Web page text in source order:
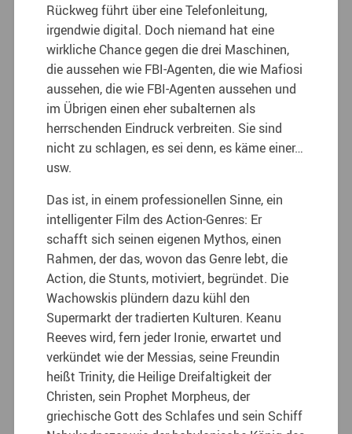
Rückweg führt über eine Telefonleitung,
irgendwie digital. Doch niemand hat eine
wirkliche Chance gegen die drei Maschinen,
die aussehen wie FBI-Agenten, die wie Mafiosi
aussehen, die wie FBI-Agenten aussehen und
im Übrigen einen eher subalternen als
herrschenden Eindruck verbreiten. Sie sind
nicht zu schlagen, es sei denn, es käme einer…
usw.
Das ist, in einem professionellen Sinne, ein
intelligenter Film des Action-Genres: Er
schafft sich seinen eigenen Mythos, einen
Rahmen, der das, wovon das Genre lebt, die
Action, die Stunts, motiviert, begründet. Die
Wachowskis plündern dazu kühl den
Supermarkt der tradierten Kulturen. Keanu
Reeves wird, fern jeder Ironie, erwartet und
verkündet wie der Messias, seine Freundin
heißt Trinity, die Heilige Dreifaltigkeit der
Christen, sein Prophet Morpheus, der
griechische Gott des Schlafes und sein Schiff